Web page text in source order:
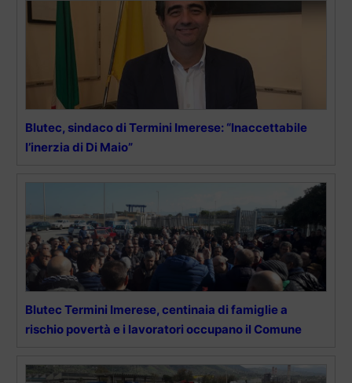
Blutec, sindaco di Termini Imerese: “Inaccettabile
l’inerzia di Di Maio”
Blutec Termini Imerese, centinaia di famiglie a
rischio povertà e i lavoratori occupano il Comune